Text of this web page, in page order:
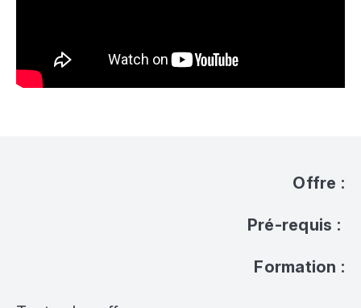
Offre :
Pré-requis :
Formation :